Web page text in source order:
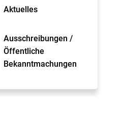
Aktuelles
Ausschreibungen /
Öffentliche
Bekanntmachungen